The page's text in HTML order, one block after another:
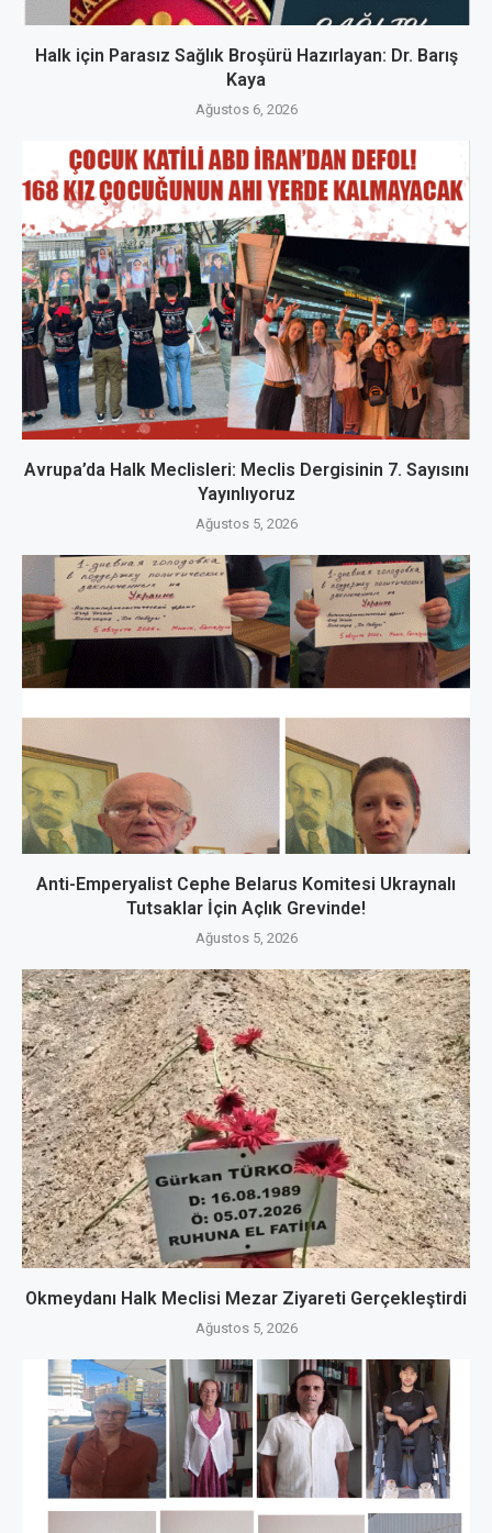
Halk için Parasız Sağlık Broşürü Hazırlayan: Dr. Barış
Kaya
Ağustos 6, 2026
Avrupa’da Halk Meclisleri: Meclis Dergisinin 7. Sayısını
Yayınlıyoruz
Ağustos 5, 2026
Anti-Emperyalist Cephe Belarus Komitesi Ukraynalı
Tutsaklar İçin Açlık Grevinde!
Ağustos 5, 2026
Okmeydanı Halk Meclisi Mezar Ziyareti Gerçekleştirdi
Ağustos 5, 2026